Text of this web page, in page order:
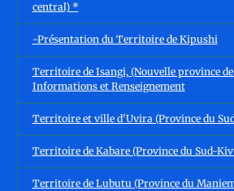
central) *
-Présentation du Territoire de Kipushi
Territoire de Isangi, (Nouvelle province
Informations et Renseignement
Territoire et ville d'Uvira (Province du
Territoire de Kabare (Province du Sud-
Territoire de Lubutu (Province du